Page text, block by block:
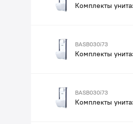
Комплекты
BASB030i73
Комплекты
BASB030i73
Комплекты